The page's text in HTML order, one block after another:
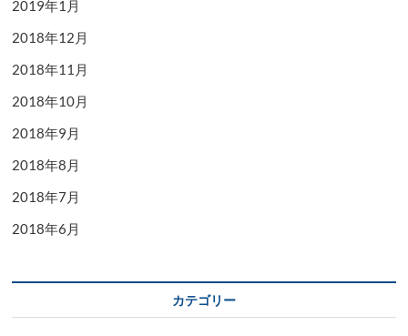
2019年1月
2018年12月
2018年11月
2018年10月
2018年9月
2018年8月
2018年7月
2018年6月
カテゴリー